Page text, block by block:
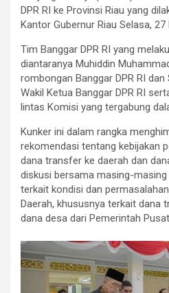
DPR RI ke Provinsi Riau yang
Kantor Gubernur Riau Selasa, 27
Tim Banggar DPR RI yang
diantaranya Muhiddin
rombongan Banggar DPR RI
Wakil Ketua Banggar DPR RI
lintas Komisi yang tergabung
Kunker ini dalam rangka
rekomendasi tentang kebijakan
dana transfer ke daerah dan
diskusi bersama masing-masing
terkait kondisi dan
Daerah, khususnya terkait dana
dana desa dari Pemerintah